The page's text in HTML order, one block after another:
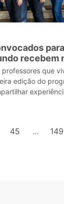
recebem
já viveram
professores que
edição do
45 ... 149